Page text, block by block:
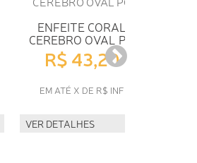
ENFEITE CORAL
CEREBRO OVAL PQ
R$ 43,20
EM ATÉ X DE R$ INF
VER DETALHES